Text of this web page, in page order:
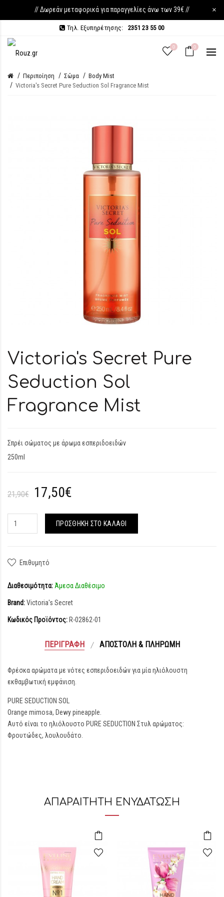
// Δωρεάν μεταφορικά για παραγγελίες άνω των 39€ // ×
Τηλ. Εξυπηρέτησης: 2351 23 55 00
0 0
Περιποίηση Σώμα
Body Mist
Victoria's Secret Pure Seduction Sol Fragrance Mist
Victoria's Secret Pure
Seduction Sol
Fragrance Mist
Σπρέι σώματος με άρωμα εσπεριδοειδών
250ml
21,90€ 17,50€
ΠΡΟΣΘΉΚΗ ΣΤΟ ΚΑΛΆΘΙ
Επιθυμητό
Διαθεσιμότητα: Άμεσα Διαθέσιμο
Brand:Victoria's Secret
Κωδικός Προϊόντος: R-02862-01
ΠΕΡΙΓΡΑΦΉ ΑΠΟΣΤΟΛΉ & ΠΛΗΡΩΜΉ
Φρέσκα αρώματα με νότες εσπεριδοειδών για μία ηλιόλουστη
εκθαμβωτική εμφάνιση.
PURE SEDUCTION SOL
Orange mimosa, Dewy pineapple.
Αυτό είναι το ηλιόλουστο PURE SEDUCTION Στυλ αρώματος:
Φρουτώδες, λουλουδάτο.
ΑΠΑΡΑΙΤΗΤΗ ΕΝΥΔΑΤΩΣΗ